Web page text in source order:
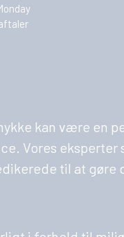
kan være en
Vores
til at